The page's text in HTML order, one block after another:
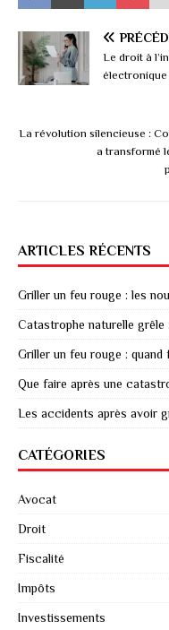
Le droit à
électronique
La révolution silencieuse :
a transformé
ARTICLES RÉCENTS
Griller un feu rouge : les
Catastrophe naturelle
Griller un feu rouge :
Que faire après une
Les accidents après avoir
CATÉGORIES
Avocat
Droit
Fiscalité
Impôts
Investissements